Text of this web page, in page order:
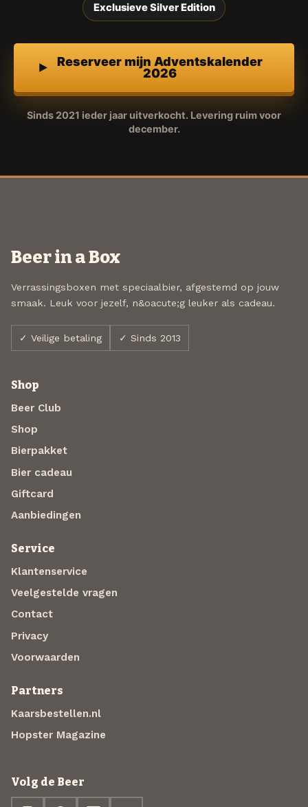
Exclusieve Silver Edition
Reserveer mijn Adventskalender
2026
Sinds 2021 ieder jaar uitverkocht. Levering ruim voor
december.
Beer in a Box
Verrassingsboxen met speciaalbier, afgestemd op jouw
smaak. Leuk voor jezelf, n&oacute;g leuker als cadeau.
✓ Veilige betaling ✓ Sinds 2013
Shop
Beer Club
Shop
Bierpakket
Bier cadeau
Giftcard
Aanbiedingen
Service
Klantenservice
Veelgestelde vragen
Contact
Privacy
Voorwaarden
Partners
Kaarsbestellen.nl
Hopster Magazine
Volg de Beer